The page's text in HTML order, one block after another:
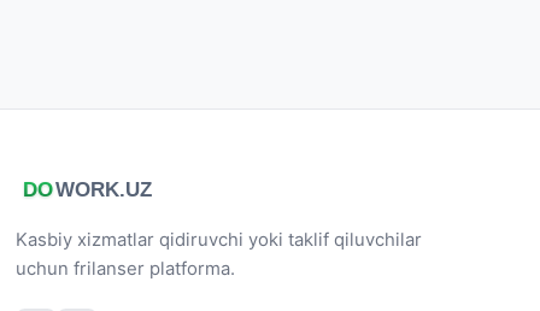
Kasbiy xizmatlar qidiruvchi yoki taklif qiluvchilar
uchun frilanser platforma.